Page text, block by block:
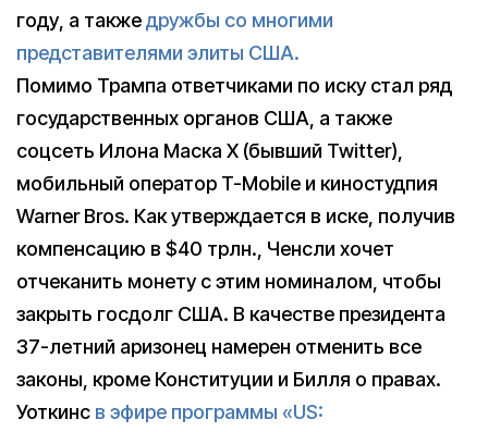
году, а такжедружбы со многими
представителями элиты США.
Помимо Трампа ответчиками по иску стал ряд
государственных органов США, а также
соцсеть Илона Маска X (бывший Twitter),
мобильный оператор T-Mobile и киностудпия
Warner Bros. Как утверждается в иске, получив
компенсацию в $40 трлн., Ченсли хочет
отчеканить монету с этим номиналом, чтобы
закрыть госдолг США. В качестве президента
37-летний аризонец намерен отменить все
законы, кроме Конституции и Билля о правах.
Уоткинс в эфире программы «US: